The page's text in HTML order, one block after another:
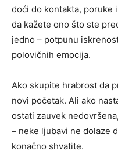
doći do kontakta, poruke
da kažete ono što ste
jedno – potpunu
polovičnih emocija.
Ako skupite hrabrost da
novi početak. Ali ako
ostati zauvek
– neke ljubavi ne dolaze
konačno shvatite.